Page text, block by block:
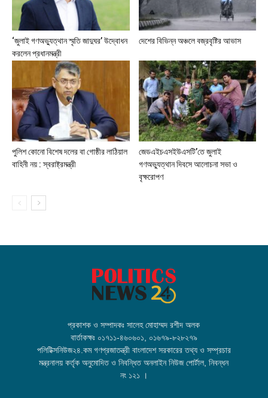
‘জুলাই গণঅভ্যুত্থান স্মৃতি জাদুঘর’ উদ্বোধন
করলেন প্রধানমন্ত্রী
দেশের বিভিন্ন অঞ্চলে বজ্রবৃষ্টির আভাস
পুলিশ কোনো বিশেষ দলের বা গোষ্ঠীর লাঠিয়াল
বাহিনী নয় : স্বরাষ্ট্রমন্ত্রী
জেডএইচএসইউএসটি’তে জুলাই
গণঅভ্যুত্থান দিবসে আলোচনা সভা ও
বৃক্ষরোপণ
প্রকাশক ও সম্পাদকঃ সালেহ মোহাম্মদ রশীদ অলক
বার্তাকক্ষঃ ০১৭১১-৪৬০৬০১, ০১৬৭৯-৮২৮২৭৯
পলিটিক্সনিউজ২৪.কম গণপ্রজাতন্ত্রী বাংলাদেশ সরকারের তথ্য ও সম্প্রচার
মন্ত্রনালয় কর্তৃক অনুমোদিত ও নিবন্ধিত অনলাইন নিউজ পোর্টাল, নিবন্ধন
নং ১২১ ।